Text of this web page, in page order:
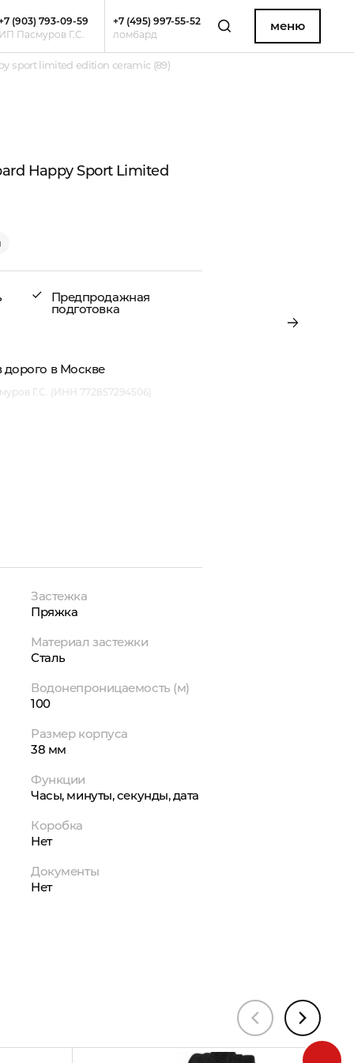
(903) 793-09-59
ИП Пасмуров Г.С.
+7 (495) 997-55-52
ломбард
меню
sport limited edition ceramic (89)
Happy Sport Limited
Предпродажная
подготовка
дорого в Москве
Г.С. (ИНН 772857294506)
Застежка
Пряжка
Материал застежки
Сталь
Водонепроницаемость (м)
100
Размер корпуса
38 мм
Функции
Часы, минуты, секунды, дата
Коробка
Нет
Документы
Нет